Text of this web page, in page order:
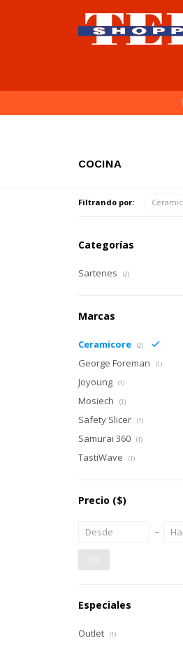
COCINA
Filtrando por:
Categorías
Sartenes (2)
Marcas
Ceramicore (2)
George Foreman (1)
Joyoung (1)
Mosiech (1)
Safety Slicer (1)
Samurai 360 (1)
TastiWave (1)
Precio ($)
OK
Especiales
Outlet (1)